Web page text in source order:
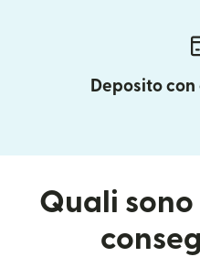
Deposito
Quali